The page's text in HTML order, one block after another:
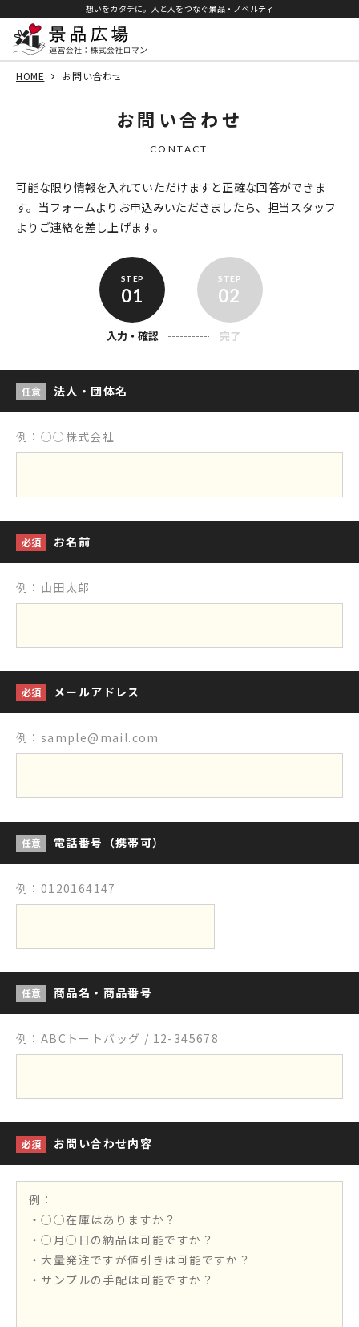
想いをカタチに。人と人をつなぐ景品・ノベルティ
HOME お問い合わせ
お問い合わせ
CONTACT
可能な限り情報を入れていただけますと正確な回答ができま
す。 当フォームよりお申込みいただきましたら、担当スタッフ
よりご連絡を差し上げます。
01
入力・確認
02
完了
法人・団体名
任意
例：○○株式会社
お名前
必須
例：山田太郎
メールアドレス
必須
例：sample@mail.com
電話番号（携帯可）
任意
例：0120164147
商品名・商品番号
任意
例：ABCトートバッグ / 12-345678
お問い合わせ内容
必須